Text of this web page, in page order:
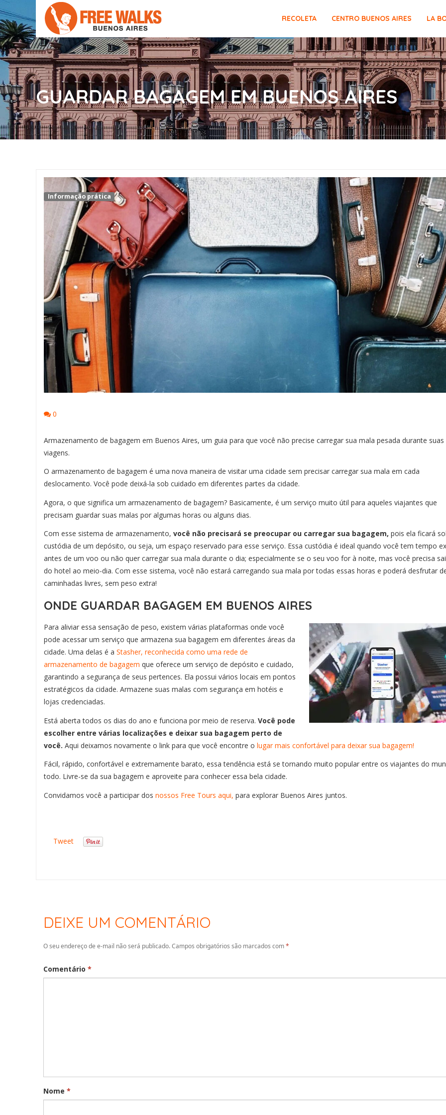
RECOLETA CENTRO BUENOS AIRES LA
GUARDAR BAGAGEM EM BUENOS AIRES
Informação prática
0
Armazenamento de bagagem em Buenos Aires, um guia para que você não precise carregar sua mala pesada durante suas
viagens.
O armazenamento de bagagem é uma nova maneira de visitar uma cidade sem precisar carregar sua mala em cada
deslocamento. Você pode deixá-la sob cuidado em diferentes partes da cidade.
Agora, o que significa um armazenamento de bagagem? Basicamente, é um serviço muito útil para aqueles viajantes que
precisam guardar suas malas por algumas horas ou alguns dias.
Com esse sistema de armazenamento, você não precisará se preocupar ou carregar sua bagagem, pois ela ficará
custódia de um depósito, ou seja, um espaço reservado para esse serviço. Essa custódia é ideal quando você tem tempo
antes de um voo ou não quer carregar sua mala durante o dia; especialmente se o seu voo for à noite, mas você precisa
do hotel ao meio-dia. Com esse sistema, você não estará carregando sua mala por todas essas horas e poderá desfrutar
caminhadas livres, sem peso extra!
ONDE GUARDAR BAGAGEM EM BUENOS AIRES
Para aliviar essa sensação de peso, existem várias plataformas onde você
pode acessar um serviço que armazena sua bagagem em diferentes áreas da
cidade. Uma delas é a Stasher, reconhecida como uma rede de
armazenamento de bagagem que oferece um serviço de depósito e cuidado,
garantindo a segurança de seus pertences. Ela possui vários locais em pontos
estratégicos da cidade. Armazene suas malas com segurança em hotéis e
lojas credenciadas.
Está aberta todos os dias do ano e funciona por meio de reserva. Você pode
escolher entre várias localizações e deixar sua bagagem perto de
você. Aqui deixamos novamente o link para que você encontre o lugar mais confortável para deixar sua bagagem!
Fácil, rápido, confortável e extremamente barato, essa tendência está se tornando muito popular entre os viajantes do
todo. Livre-se da sua bagagem e aproveite para conhecer essa bela cidade.
Convidamos você a participar dos nossos Free Tours aqui, para explorar Buenos Aires juntos.
Tweet
DEIXE UM COMENTÁRIO
O seu endereço de e-mail não será publicado.Campos obrigatórios são marcados com*
Comentário *
Nome *